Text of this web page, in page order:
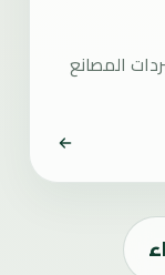
المصانع